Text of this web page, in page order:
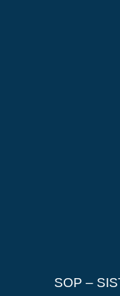
SOP –